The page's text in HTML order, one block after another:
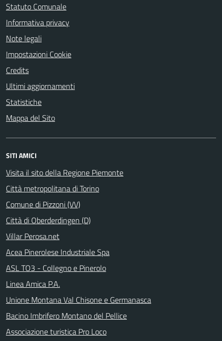
Statuto Comunale
Informativa privacy
Note legali
Impostazioni Cookie
Credits
Ultimi aggiornamenti
Statistiche
Mappa del Sito
SITI AMICI
Visita il sito della Regione Piemonte
Città metropolitana di Torino
Comune di Pizzoni (VV)
Città di Oberderdingen (D)
Villar Perosa.net
Acea Pinerolese Industriale Spa
ASL TO3 - Collegno e Pinerolo
Linea Amica P.A.
Unione Montana Val Chisone e Germanasca
Bacino Imbrifero Montano del Pellice
Associazione turistica Pro Loco